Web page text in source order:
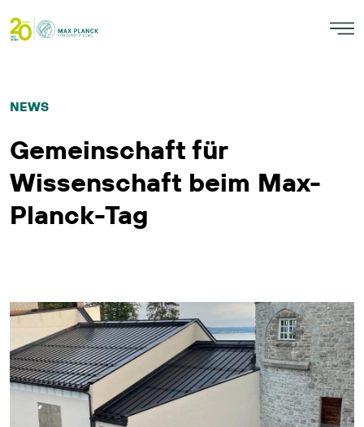
NEWS
Gemeinschaft für
Wissenschaft beim Max-
Planck-Tag